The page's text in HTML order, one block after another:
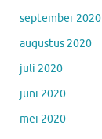
september 2020
augustus 2020
juli 2020
juni 2020
mei 2020